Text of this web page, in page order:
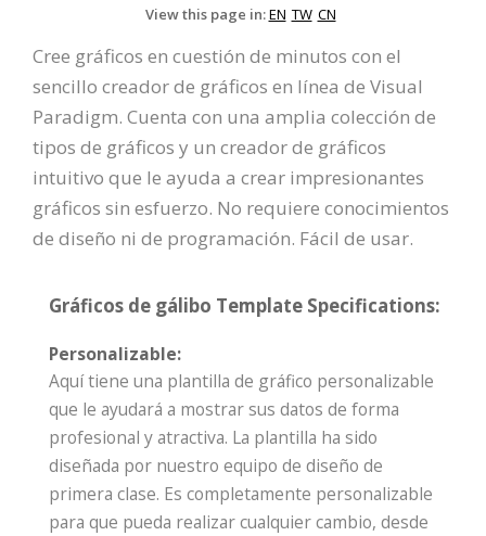
View this page in:EN TW CN
Cree gráficos en cuestión de minutos con el
sencillo creador de gráficos en línea de Visual
Paradigm. Cuenta con una amplia colección de
tipos de gráficos y un creador de gráficos
intuitivo que le ayuda a crear impresionantes
gráficos sin esfuerzo. No requiere conocimientos
de diseño ni de programación. Fácil de usar.
Gráficos de gálibo Template Specifications:
Personalizable:
Aquí tiene una plantilla de gráfico personalizable
que le ayudará a mostrar sus datos de forma
profesional y atractiva. La plantilla ha sido
diseñada por nuestro equipo de diseño de
primera clase. Es completamente personalizable
para que pueda realizar cualquier cambio, desde